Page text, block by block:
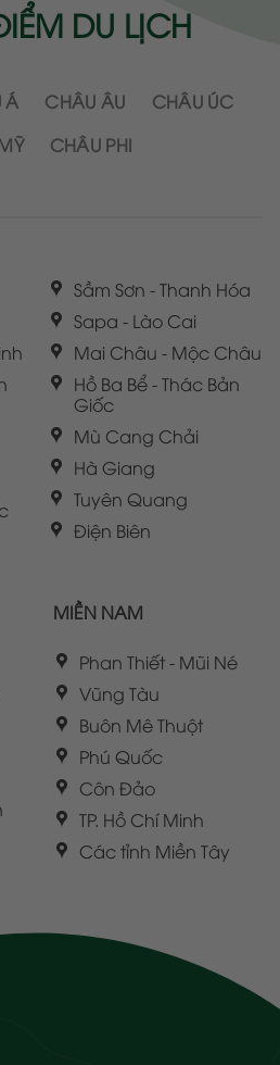
DU LỊCH
Á CHÂU ÂU
CHÂU ÚC
CHÂU PHI
Sầm Sơn - Thanh Hóa
Sapa - Lào Cai
Mai Châu - Mộc Châu
Hồ Ba Bể - Thác Bản
Giốc
Mù Cang Chải
Hà Giang
Tuyên Quang
Điện Biên
MIỀN NAM
Phan Thiết - Mũi Né
Vũng Tàu
Buôn Mê Thuột
Phú Quốc
Côn Đảo
TP. Hồ Chí Minh
Các tỉnh Miền Tây